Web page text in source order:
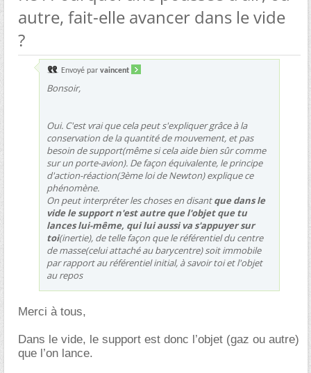
autre, fait-elle avancer dans le vide
?
Envoyé par vaincent
Bonsoir,
Oui. C'est vrai que cela peut s'expliquer grâce à la
conservation de la quantité de mouvement, et pas
besoin de support(même si cela aide bien sûr comme
sur un porte-avion). De façon équivalente, le principe
d'action-réaction(3ème loi de Newton) explique ce
phénomène.
On peut interpréter les choses en disantque dans le
vide le support n'est autre que l'objet que tu
lances lui-même, qui lui aussi va s'appuyer sur
toi(inertie), de telle façon que le référentiel du centre
de masse(celui attaché au barycentre) soit immobile
par rapport au référentiel initial, à savoir toi et l'objet
au repos
Merci à tous,
Dans le vide, le support est donc l’objet (gaz ou autre)
que l’on lance.